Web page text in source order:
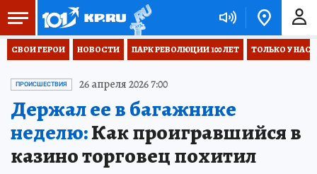
СВОИ ГЕРОИ НОВОСТИ ПАРК РЕВОЛЮЦИИ 100 ЛЕТ ТОЛЬКО У НАС
ПРОИСШЕСТВИЯ 26 апреля 2026 7:00
Держал ее в багажнике
неделю:Как проигравшийся в
казино торговец похитил